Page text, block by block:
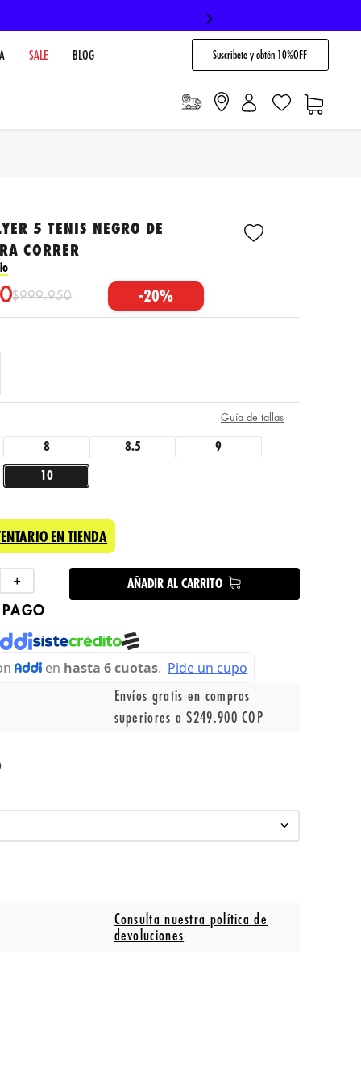
SALE BLOG Suscribete y obtén 10%OFF
5 TENIS NEGRO DE
CORRER
$999.950 -20%
8 8.5 9
10
Guía de tallas
EN TIENDA
＋ AÑADIR AL CARRITO
Envíos gratis en compras
superiores a $249.900 COP
Consulta nuestra política de
devoluciones